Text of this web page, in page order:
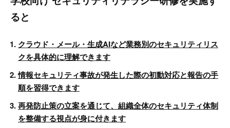
ると
クラウド・メール・生成AIなど業務別のセキュリティリス
クを具体的に理解できます
情報セキュリティ事故が発生した際の初動対応と報告の手
順を習得できます
再発防止策の立案を通じて、組織全体のセキュリティ体制
を整備する視点が身に付きます